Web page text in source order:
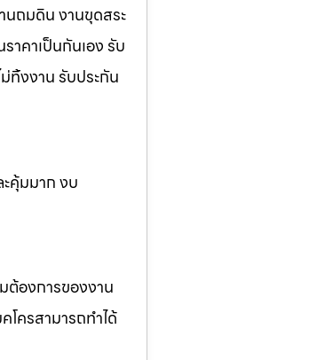
นถมดิน งานขุดสระ
าคาเป็นกันเอง รับ
ทิ้งงาน รับประกัน
คุ้มมาก งบ
ต้องการของงาน
ครสามารถทำได้